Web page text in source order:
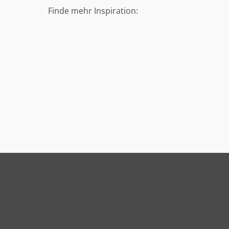
Finde mehr Inspiration: